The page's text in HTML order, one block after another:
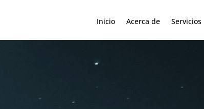
Inicio Acerca de Servicios